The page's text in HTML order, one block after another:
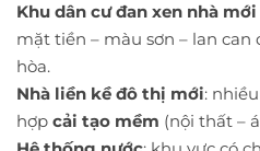
Khu dân cư đan xen nhà mới
mặt tiền – màu sơn – lan can
hòa.
Nhà liền kề đô thị mới:
hợp cải tạo mềm (nội thất –